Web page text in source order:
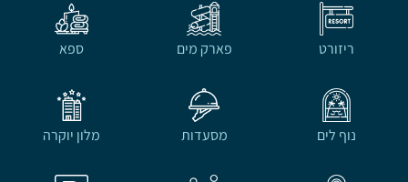
ריזורט פארק מים ספא
נוף לים מסעדות מלון יוקרה